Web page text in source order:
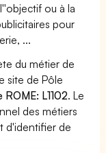
ou à la
pour
...
du métier de
site de Pôle
ROME: L1102. Le
des métiers
d'identifier de